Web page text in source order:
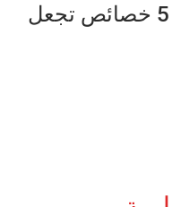
خصائص الطريقة العلمية 5 خصائص تجعل